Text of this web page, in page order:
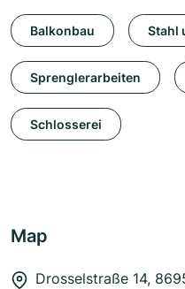
Balkonbau Stahl
Sprenglerarbeiten
Schlosserei
Map
Drosselstraße 14,